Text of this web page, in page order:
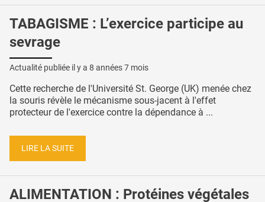
TABAGISME : L’exercice participe au
sevrage
Actualité publiée il y a 8 années 7 mois
Cette recherche de l'Université St. George (UK) menée chez
la souris révèle le mécanisme sous-jacent à l'effet
protecteur de l'exercice contre la dépendance à ...
LIRE LA SUITE
ALIMENTATION : Protéines végétales